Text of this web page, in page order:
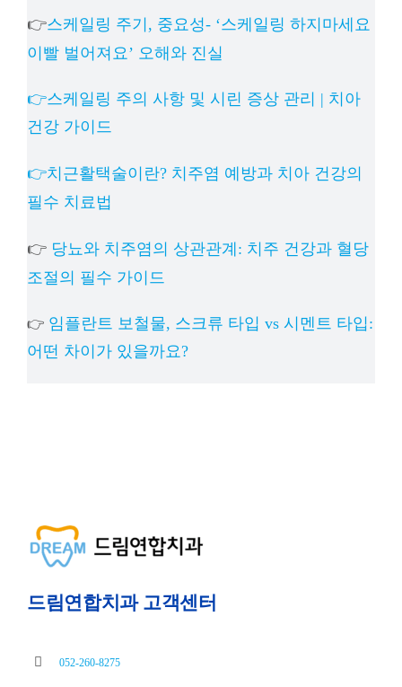
👉스케일링 주기, 중요성- ‘스케일링 하지마세요
이빨 벌어져요’ 오해와 진실
👉스케일링 주의 사항 및 시린 증상 관리 | 치아
건강 가이드
👉치근활택술이란? 치주염 예방과 치아 건강의
필수 치료법
👉 당뇨와 치주염의 상관관계: 치주 건강과 혈당
조절의 필수 가이드
👉 임플란트 보철물, 스크류 타입 vs 시멘트 타입:
어떤 차이가 있을까요?
드림연합치과 고객센터
052-260-8275